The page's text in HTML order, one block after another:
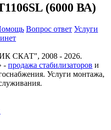
(6000 ВА)
Вопрос ответ Услуги
СКАТ", 2008 - 2026.
- продажа стабилизаторов и
Услуги монтажа,